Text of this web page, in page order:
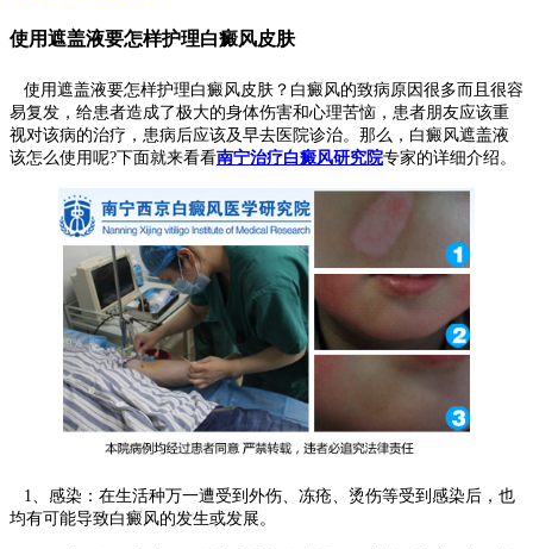
使用遮盖液要怎样护理白癜风皮肤
使用遮盖液要怎样护理白癜风皮肤？白癜风的致病原因很多而且很容
易复发，给患者造成了极大的身体伤害和心理苦恼，患者朋友应该重
视对该病的治疗，患病后应该及早去医院诊治。那么，白癜风遮盖液
该怎么使用呢?下面就来看看南宁治疗白癜风研究院专家的详细介绍。
1、感染：在生活种万一遭受到外伤、冻疮、烫伤等受到感染后，也
均有可能导致白癜风的发生或发展。